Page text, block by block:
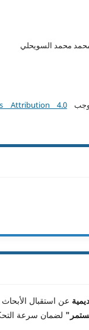
Attribution 4.0
عن استقبال الأبحاث
لضمان سرعة